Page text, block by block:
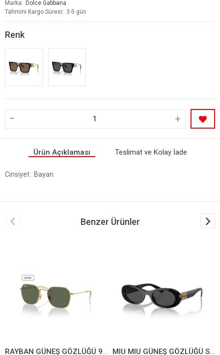
Marka
Dolce Gabbana
Tahmini Kargo Süresi
3-5 gün
Renk
- +
Ürün Açıklaması Teslimat ve Kolay İade
Cinsiyet : Bayan
Benzer Ürünler
RAYBAN GÜNEŞ GÖZLÜĞÜ 9594-S-223/71*49 MIU MIU GÜNEŞ GÖZLÜĞÜ SMU06Z-1AB5S0